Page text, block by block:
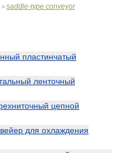
> saddle-type conveyor
пластинчатый
ленточный
цепной
для охлаждения